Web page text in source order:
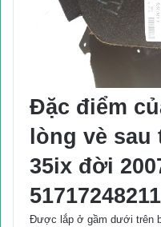
Đặc điểm
lòng vè sau
35ix đời
51717248211
Được lắp ở gầm dưới trên